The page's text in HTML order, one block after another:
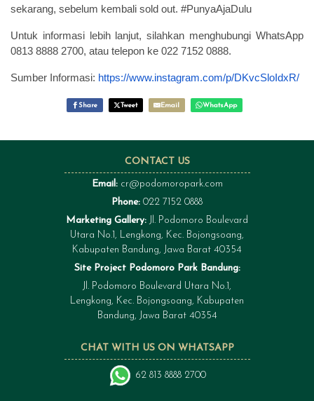
sekarang, sebelum kembali sold out. #PunyaAjaDulu
Untuk informasi lebih lanjut, silahkan menghubungi WhatsApp
0813 8888 2700, atau telepon ke 022 7152 0888.
Sumber Informasi: https://www.instagram.com/p/DKvcSloIdxR/
Share Tweet Email WhatsApp
CHAT WITH US ON WHATSAPP
62 813 8888 2700
CONTACT US
Email: cr@podomoropark.com
Phone: 022 7152 0888
Marketing Gallery: Jl. Podomoro Boulevard
Utara No.1, Lengkong, Kec. Bojongsoang,
Kabupaten Bandung, Jawa Barat 40354
Site Project Podomoro Park Bandung:
Jl. Podomoro Boulevard Utara No.1,
Lengkong, Kec. Bojongsoang, Kabupaten
Bandung, Jawa Barat 40354